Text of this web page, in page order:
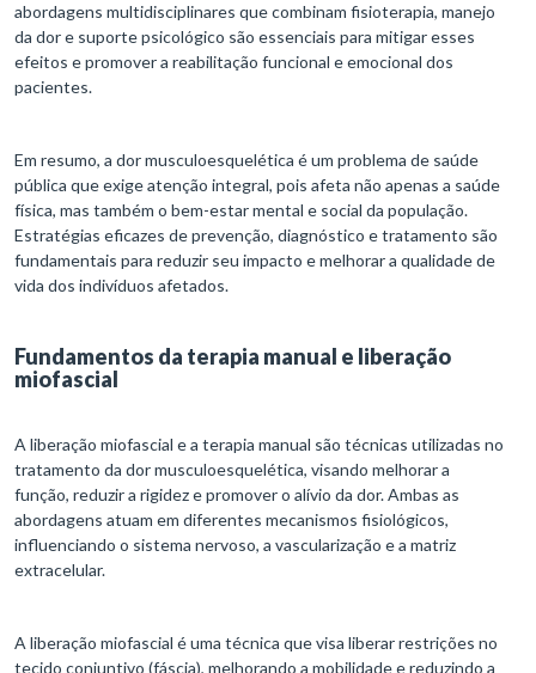
abordagens multidisciplinares que combinam fisioterapia, manejo
da dor e suporte psicológico são essenciais para mitigar esses
efeitos e promover a reabilitação funcional e emocional dos
pacientes.
Em resumo, a dor musculoesquelética é um problema de saúde
pública que exige atenção integral, pois afeta não apenas a saúde
física, mas também o bem-estar mental e social da população.
Estratégias eficazes de prevenção, diagnóstico e tratamento são
fundamentais para reduzir seu impacto e melhorar a qualidade de
vida dos indivíduos afetados.
Fundamentos da terapia manual e liberação
miofascial
A liberação miofascial e a terapia manual são técnicas utilizadas no
tratamento da dor musculoesquelética, visando melhorar a
função, reduzir a rigidez e promover o alívio da dor. Ambas as
abordagens atuam em diferentes mecanismos fisiológicos,
influenciando o sistema nervoso, a vascularização e a matriz
extracelular.
A liberação miofascial é uma técnica que visa liberar restrições no
tecido conjuntivo (fáscia), melhorando a mobilidade e reduzindo a